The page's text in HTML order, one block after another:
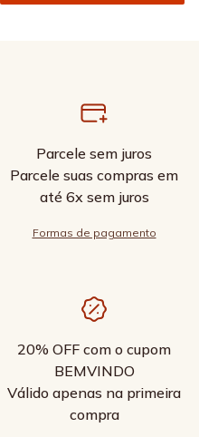
Parcele sem juros
Parcele suas compras em
até 6x sem juros
Formas de pagamento
20% OFF com o cupom
BEMVINDO
Válido apenas na primeira
compra